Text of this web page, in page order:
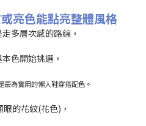
亮色能點亮整體風格
多層次感的路線，
色開始挑選，
最為實用的懶人鞋穿搭配色。
的花紋(花色)，